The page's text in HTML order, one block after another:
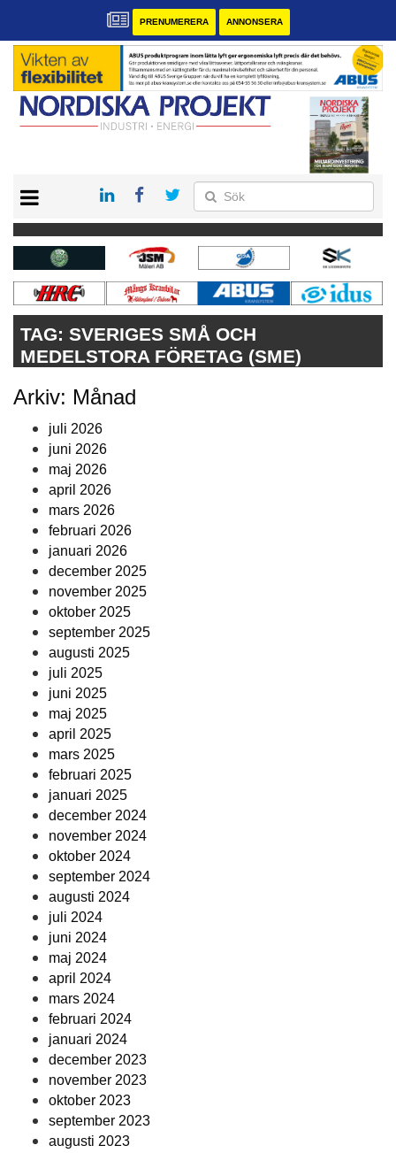
PRENUMERERA ANNONSERA
KONTAKT
VÅRA ANDRA MAGASIN
PRENUMERERA
ANNONSERA
TAG: SVERIGES SMÅ OCH
MEDELSTORA FÖRETAG (SME)
Arkiv: Månad
juli 2026
juni 2026
maj 2026
april 2026
mars 2026
februari 2026
januari 2026
december 2025
november 2025
oktober 2025
september 2025
augusti 2025
juli 2025
juni 2025
maj 2025
april 2025
mars 2025
februari 2025
januari 2025
december 2024
november 2024
oktober 2024
september 2024
augusti 2024
juli 2024
juni 2024
maj 2024
april 2024
mars 2024
februari 2024
januari 2024
december 2023
november 2023
oktober 2023
september 2023
augusti 2023